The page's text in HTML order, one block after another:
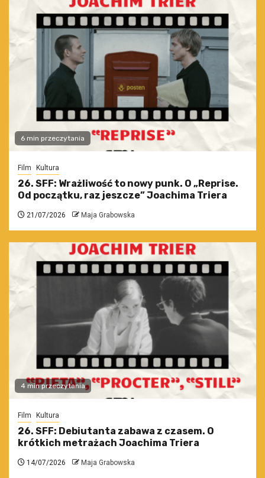
6 min przeczytania
Film Kultura
26. SFF: Wrażliwość to nowy punk. O „Reprise.
Od początku, raz jeszcze” Joachima Triera
21/07/2026 Maja Grabowska
4 min przeczytania
Film Kultura
26. SFF: Debiutanta zabawa z czasem. O
krótkich metrażach Joachima Triera
14/07/2026 Maja Grabowska